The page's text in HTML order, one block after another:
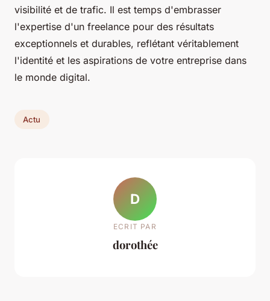
visibilité et de trafic. Il est temps d'embrasser
l'expertise d'un freelance pour des résultats
exceptionnels et durables, reflétant véritablement
l'identité et les aspirations de votre entreprise dans
le monde digital.
Actu
D
ECRIT PAR
dorothée